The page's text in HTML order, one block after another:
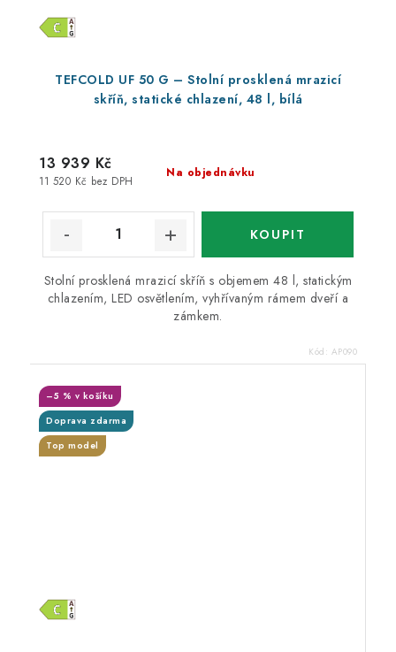
TEFCOLD UF 50 G – Stolní prosklená mrazicí
skříň, statické chlazení, 48 l, bílá
Na objednávku
11 520 Kč bez DPH
13 939 Kč
Stolní prosklená mrazicí skříň s objemem 48 l, statickým
chlazením, LED osvětlením, vyhřívaným rámem dveří a
zámkem.
Kód: AP090
Doprava zdarma
Top model
–5 % v košíku